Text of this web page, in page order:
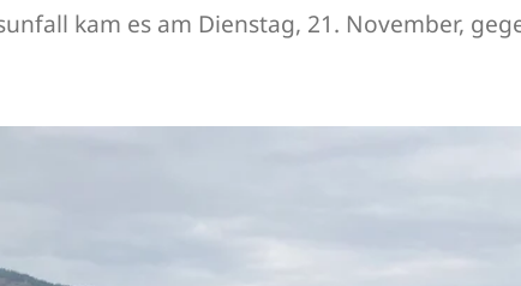
kam es am Dienstag, 21. November,